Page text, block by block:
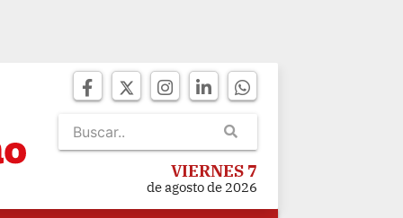
VIERNES 7
de agosto de 2026